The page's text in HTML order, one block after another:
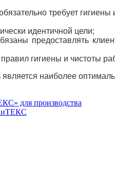
требует
идентичной цели;
предоставлять
гигиены и чистоты
наиболее
для производства